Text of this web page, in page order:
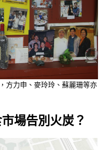
方力申、麥玲玲、蘇麗珊等亦
場告別火炭？